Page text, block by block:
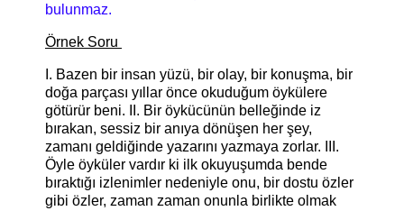
bulunmaz.
Örnek Soru
I. Bazen bir insan yüzü, bir olay, bir konuşma, bir
doğa parçası yıllar önce okuduğum öykülere
götürür beni. II. Bir öykücünün belleğinde iz
bırakan, sessiz bir anıya dönüşen her şey,
zamanı geldiğinde yazarını yazmaya zorlar. III.
Öyle öyküler vardır ki ilk okuyuşumda bende
bıraktığı izlenimler nedeniyle onu, bir dostu özler
gibi özler, zaman zaman onunla birlikte olmak